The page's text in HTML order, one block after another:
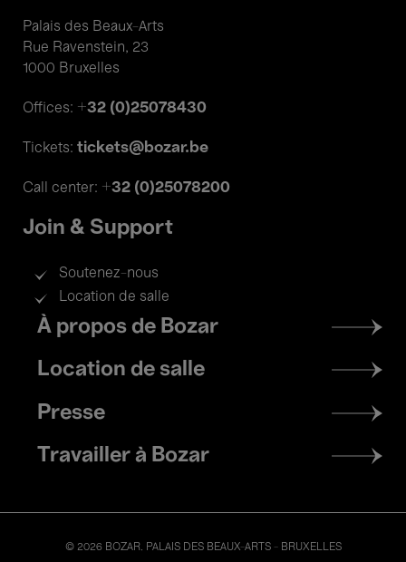
Palais des Beaux-Arts
Rue Ravenstein, 23
1000 Bruxelles
Offices: +32 (0)25078430
Tickets: tickets@bozar.be
Call center: +32 (0)25078200
Join & Support
Soutenez-nous
Location de salle
Footer
menu
À propos de Bozar
Location de salle
Presse
Travailler à Bozar
© 2026 BOZAR. PALAIS DES BEAUX-ARTS - BRUXELLES